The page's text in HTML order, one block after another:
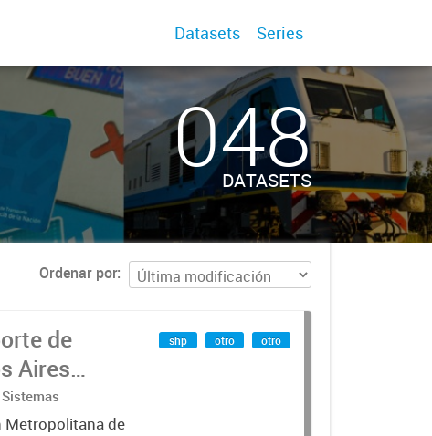
Datasets Series
048
DATASETS
Ordenar por
de
Aires
Metropolitana de
shp otro otro